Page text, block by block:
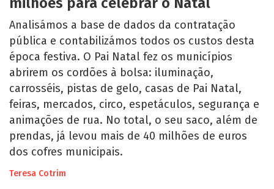
Analisámos a base de dados da contratação
pública e contabilizámos todos os custos desta
época festiva. O Pai Natal fez os municípios
abrirem os cordões à bolsa: iluminação,
carrosséis, pistas de gelo, casas de Pai Natal,
feiras, mercados, circo, espetáculos, segurança e
animações de rua. No total, o seu saco, além de
prendas, já levou mais de 40 milhões de euros
dos cofres municipais.
Teresa Cotrim